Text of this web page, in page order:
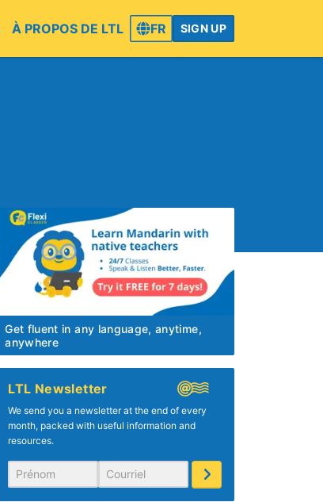
À PROPOS DE LTL FR SIGN UP
Get fluent in any language, anytime,
anywhere
LTL Newsletter
We send you a newsletter at the end of every
month, packed with useful information and
resources.